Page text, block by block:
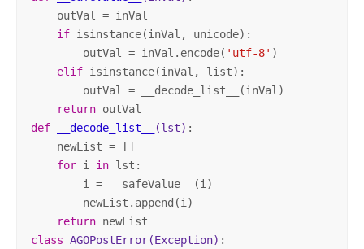
    outVal = inVal
if isinstance(inVal, unicode):
        outVal = inVal.encode(
'utf-8' )
elif isinstance(inVal, list):
        outVal = __decode_list__(inVal)
return
def
__decode_list__ (lst) :
    newList = []
for i in lst:
        i = __safeValue__(i)
        newList.append(i)
return
class AGOPostError(Exception) :